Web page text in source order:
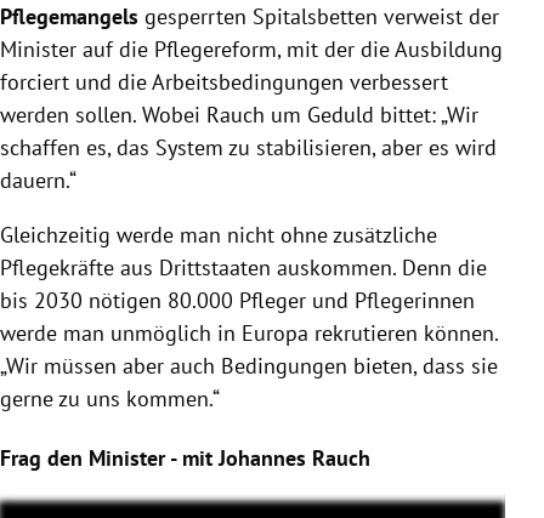
Pflegemangels gesperrten Spitalsbetten verweist der
Minister auf die Pflegereform, mit der die Ausbildung
forciert und die Arbeitsbedingungen verbessert
werden sollen. Wobei Rauch um Geduld bittet: „Wir
schaffen es, das System zu stabilisieren, aber es wird
dauern.“
Gleichzeitig werde man nicht ohne zusätzliche
Pflegekräfte aus Drittstaaten auskommen. Denn die
bis 2030 nötigen 80.000 Pfleger und Pflegerinnen
werde man unmöglich in Europa rekrutieren können.
„Wir müssen aber auch Bedingungen bieten, dass sie
gerne zu uns kommen.“
Frag den Minister - mit Johannes Rauch